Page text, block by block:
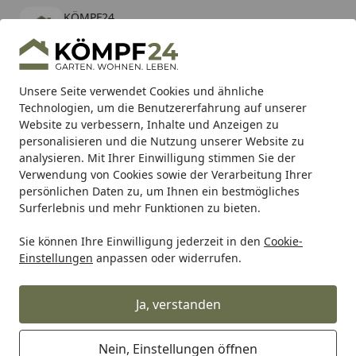
Unsere Seite verwendet Cookies und ähnliche
Technologien, um die Benutzererfahrung auf unserer
Website zu verbessern, Inhalte und Anzeigen zu
personalisieren und die Nutzung unserer Website zu
analysieren. Mit Ihrer Einwilligung stimmen Sie der
Verwendung von Cookies sowie der Verarbeitung Ihrer
persönlichen Daten zu, um Ihnen ein bestmögliches
Surferlebnis und mehr Funktionen zu bieten.
Sie können Ihre Einwilligung jederzeit in den Cookie-
Einstellungen anpassen oder widerrufen.
Ja, verstanden
Nein, Einstellungen öffnen
KÖMPF24
kostenlos - Im App Store
Hotline
Alle Produkte
Mein Konto
Suchen
Karibu Pools inkl. gratis Sandfilteranlage & Pool-
Starterset (Gesamtwert bis 468,99€)
Startseite
SBS Bremsbeläge Straße SBS Bremsbelag 931HS Street
SBS Bremsbelag 931HS Street Sinter